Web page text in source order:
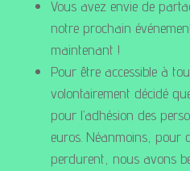
Vous avez envie de
notre prochain
maintenant !
Pour être accessible à
volontairement décidé
pour l’adhésion des
euros. Néanmoins, pour
perdurent, nous avons